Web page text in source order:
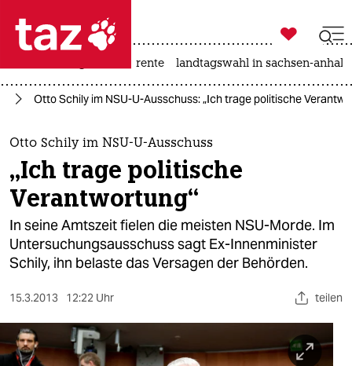
 taz zahl ich
taz zahl ich
themen
politik
öko
gesellschaft
sport
berlin

taz zahl ich
rente landtagswahl in sachsen-anhalt
Otto Schily im NSU-U-Ausschuss: „Ich trage politische
Otto Schily im NSU-U-Ausschuss
„Ich trage politische
Verantwortung“
In seine Amtszeit fielen die meisten NSU-Morde. Im
Untersuchungsausschuss sagt Ex-Innenminister
Schily, ihn belaste das Versagen der Behörden.
15.3.2013 12:22 Uhr teilen